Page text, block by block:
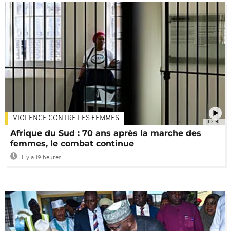
02:30
VIOLENCE CONTRE LES FEMMES
Afrique du Sud : 70 ans après la marche des
femmes, le combat continue
Il y a 19 heures